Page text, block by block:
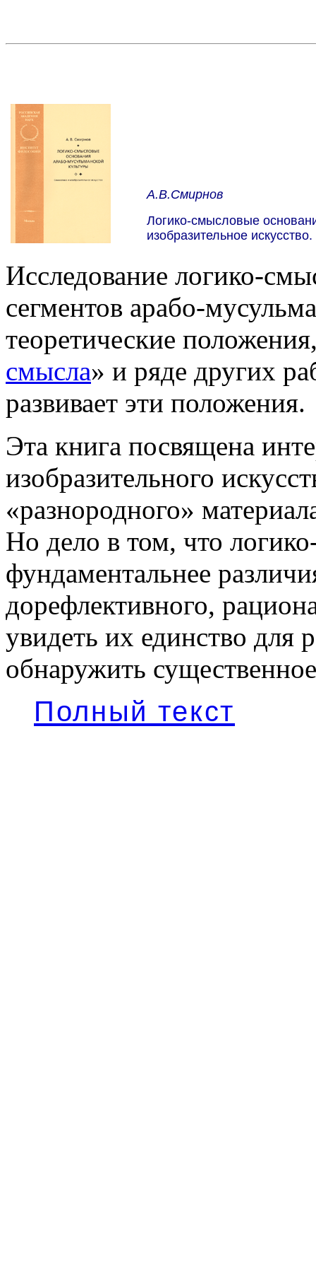
А.В.Смирнов
Логико-смысловые
изобразительное
Исследование логико-
сегментов арабо-
теоретические
смысла» и ряде других
развивает эти положения.
Эта книга посвящена
изобразительного
«разнородного»
Но дело в том, что
фундаментальнее
дорефлективного,
увидеть их единство для
обнаружить
Полный текст